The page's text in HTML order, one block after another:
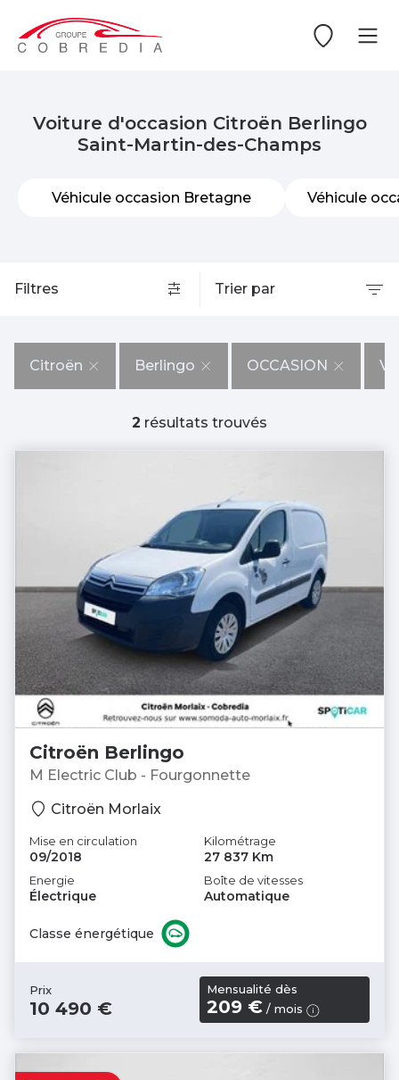
Voiture d'occasion Citroën Berlingo
Saint-Martin-des-Champs
Véhicule occasion Bretagne Véhicule
Trier par
Filtres
Citroën Berlingo OCCASION
2 résultats trouvés
Citroën Berlingo
M Electric Club - Fourgonnette
Citroën Morlaix
Mise en circulation
09/2018
Kilométrage
27 837 Km
Energie
Électrique
Boîte de vitesses
Automatique
Classe énergétique
Prix
10 490 €
Mensualité dès
209 € / mois